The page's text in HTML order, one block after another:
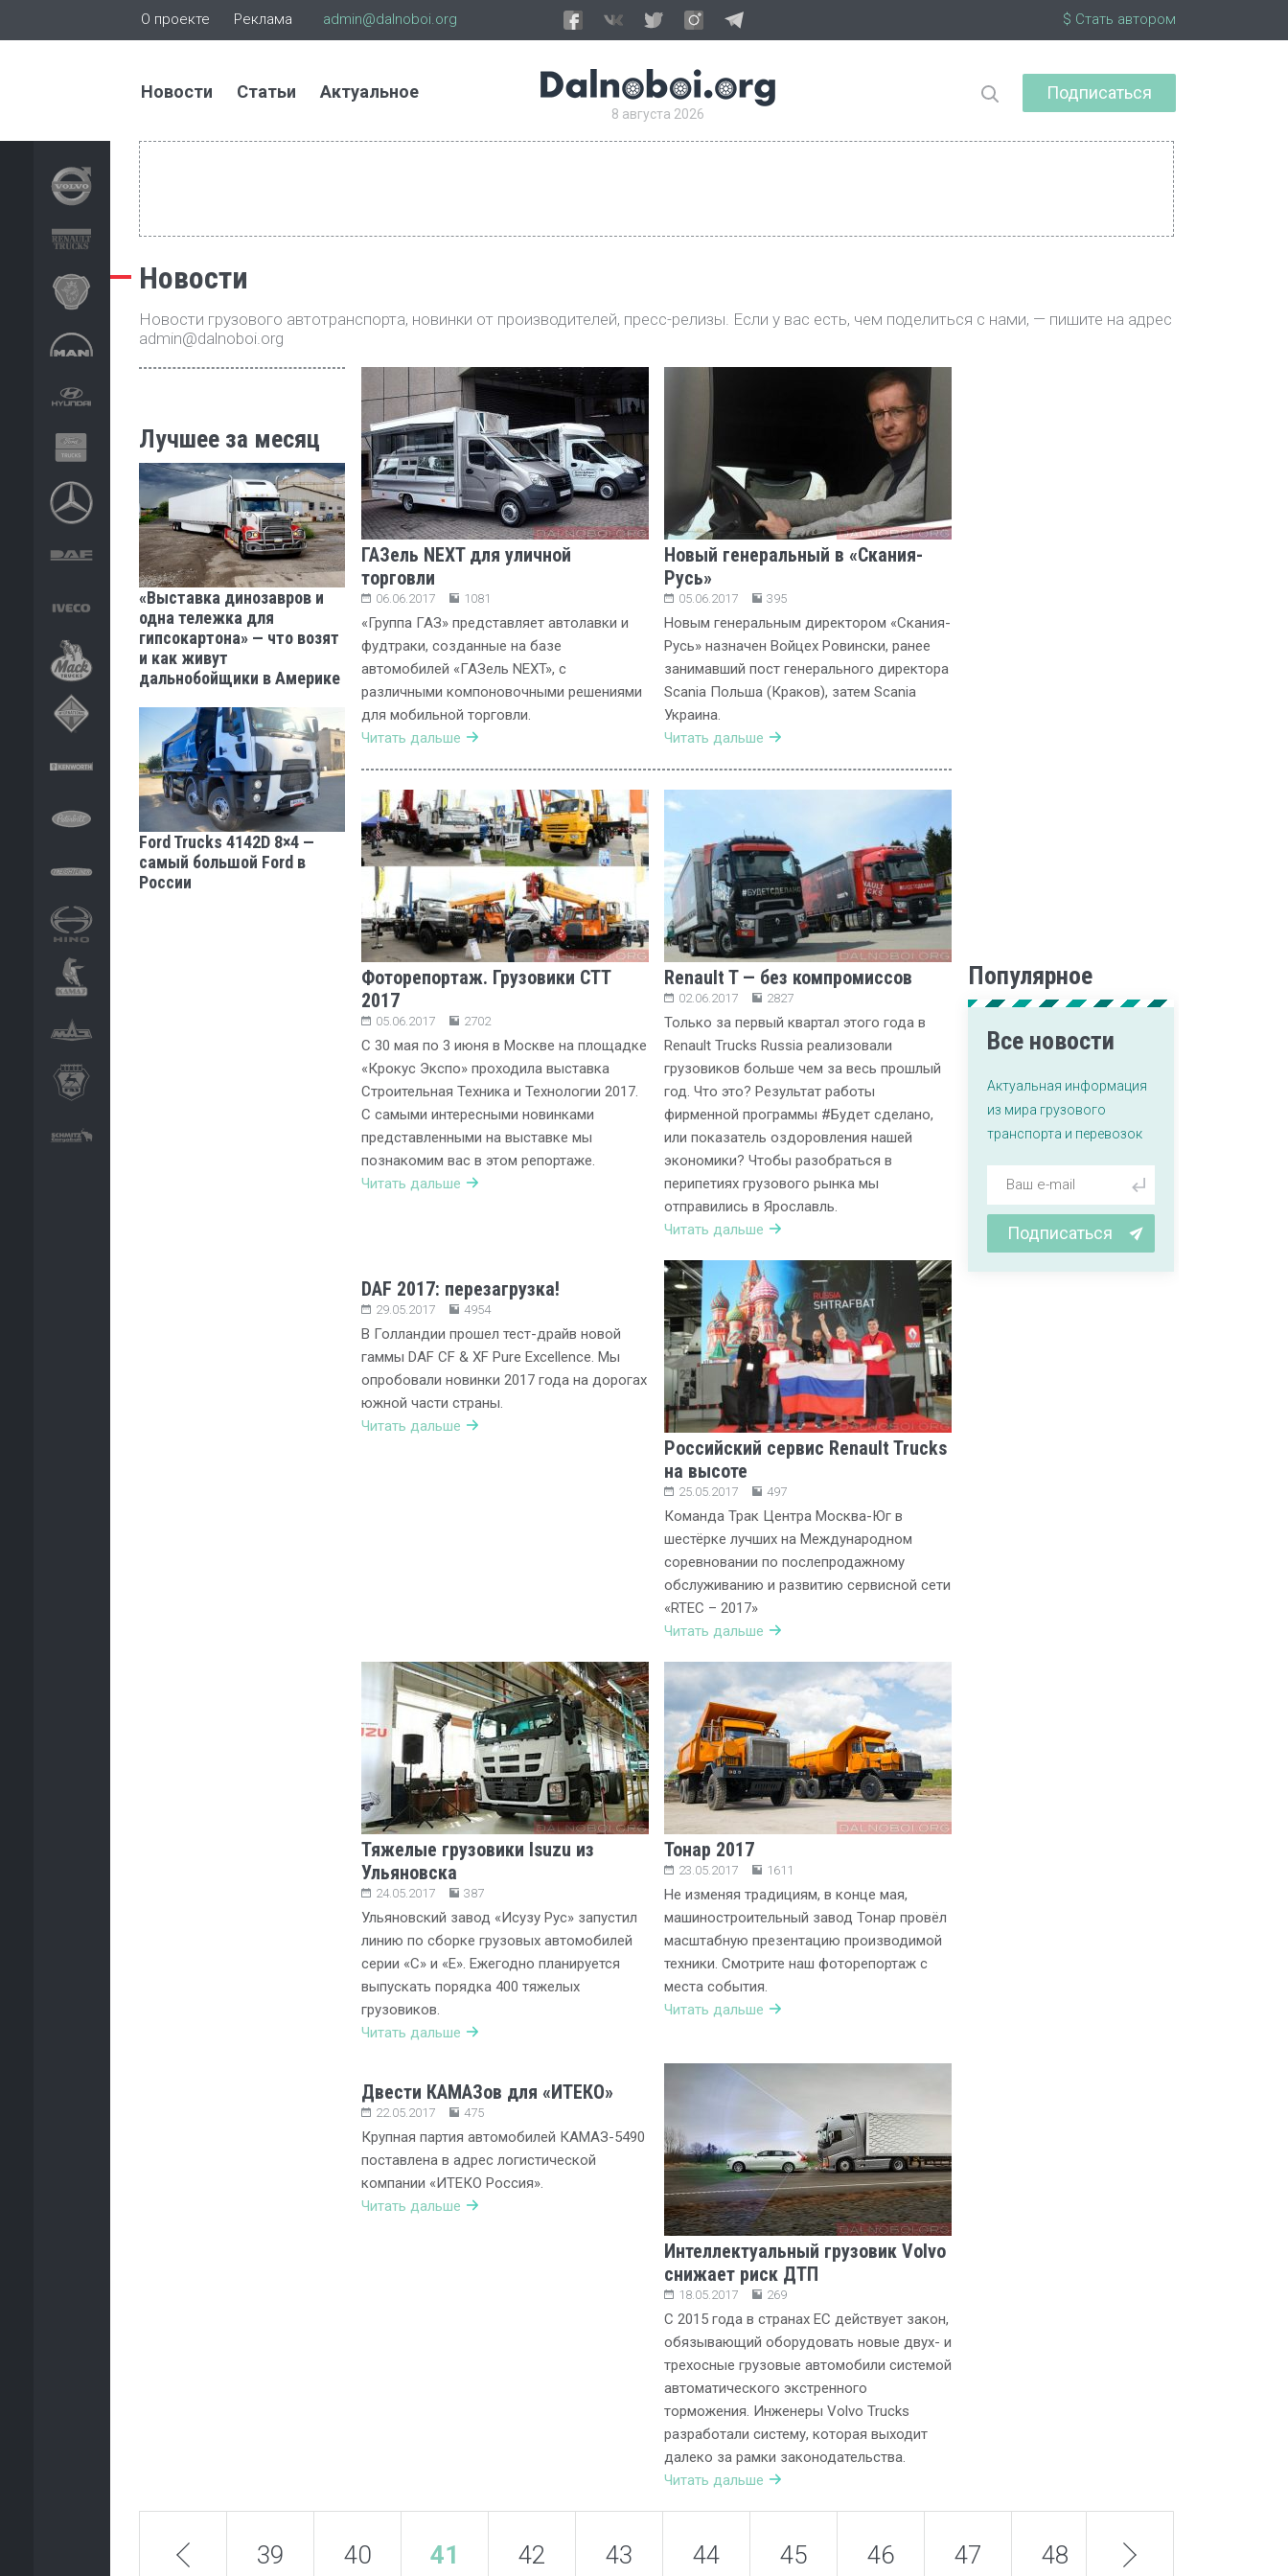
О проекте Реклама admin@dalnoboi.org $ Стать автором
Новости Статьи Актуальное
8 августа 2026
Подписаться
Новости
Новости грузового автотранспорта, новинки от производителей, пресс-релизы. Если у вас есть, чем поделиться с нами, — пишите на адрес
admin@dalnoboi.org
Лучшее за месяц
«Выставка динозавров и
одна тележка для
гипсокартона» — что возят
и как живут
дальнобойщики в Америке
Ford Trucks 4142D 8×4 —
самый большой Ford в
России
ГАЗель NEXT для уличной
торговли
06.06.2017 1081
«Группа ГАЗ» представляет автолавки и
фудтраки, созданные на базе
автомобилей «ГАЗель NEXT», с
различными компоновочными решениями
для мобильной торговли.
Читать дальше
Новый генеральный в «Скания-
Русь»
05.06.2017 395
Новым генеральным директором «Скания-
Русь» назначен Войцех Ровински, ранее
занимавший пост генерального директора
Scania Польша (Краков), затем Scania
Украина.
Читать дальше
Фоторепортаж. Грузовики СТТ
2017
05.06.2017 2702
С 30 мая по 3 июня в Москве на площадке
«Крокус Экспо» проходила выставка
Строительная Техника и Технологии 2017.
С самыми интересными новинками
представленными на выставке мы
познакомим вас в этом репортаже.
Читать дальше
Renault T — без компромиссов
02.06.2017 2827
Только за первый квартал этого года в
Renault Trucks Russia реализовали
грузовиков больше чем за весь прошлый
год. Что это? Результат работы
фирменной программы #Будет сделано,
или показатель оздоровления нашей
экономики? Чтобы разобраться в
перипетиях грузового рынка мы
отправились в Ярославль.
Читать дальше
DAF 2017: перезагрузка!
29.05.2017 4954
В Голландии прошел тест-драйв новой
гаммы DAF CF & XF Pure Excellence. Мы
опробовали новинки 2017 года на дорогах
южной части страны.
Читать дальше
Российский сервис Renault Trucks
на высоте
25.05.2017 497
Команда Трак Центра Москва-Юг в
шестёрке лучших на Международном
соревновании по послепродажному
обслуживанию и развитию сервисной сети
«RTEC – 2017»
Читать дальше
Тяжелые грузовики Isuzu из
Ульяновска
24.05.2017 387
Ульяновский завод «Исузу Рус» запустил
линию по сборке грузовых автомобилей
серии «C» и «E». Ежегодно планируется
выпускать порядка 400 тяжелых
грузовиков.
Читать дальше
Тонар 2017
23.05.2017 1611
Не изменяя традициям, в конце мая,
машиностроительный завод Тонар провёл
масштабную презентацию производимой
техники. Смотрите наш фоторепортаж с
места события.
Читать дальше
Двести КАМАЗов для «ИТЕКО»
22.05.2017 475
Крупная партия автомобилей КАМАЗ-5490
поставлена в адрес логистической
компании «ИТЕКО Россия».
Читать дальше
Интеллектуальный грузовик Volvo
снижает риск ДТП
18.05.2017 269
С 2015 года в странах ЕС действует закон,
обязывающий оборудовать новые двух- и
трехосные грузовые автомобили системой
автоматического экстренного
торможения. Инженеры Volvo Trucks
разработали систему, которая выходит
далеко за рамки законодательства.
Читать дальше
Популярное
Все новости
Актуальная информация
из мира грузового
транспорта и перевозок
Подписаться
prev 39 40 41 42 43 44 45 46 47 48 49
next